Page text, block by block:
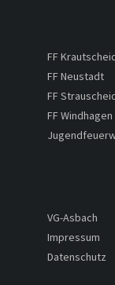
FF
FF Neustadt
FF
FF Windhagen
VG-Asbach
Impressum
Datenschutz